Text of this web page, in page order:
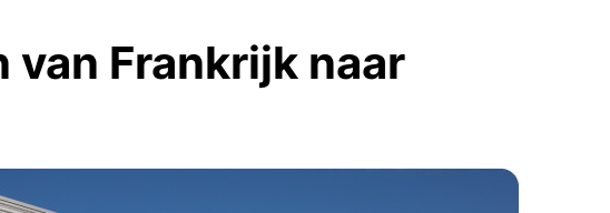
Frankrijk naar